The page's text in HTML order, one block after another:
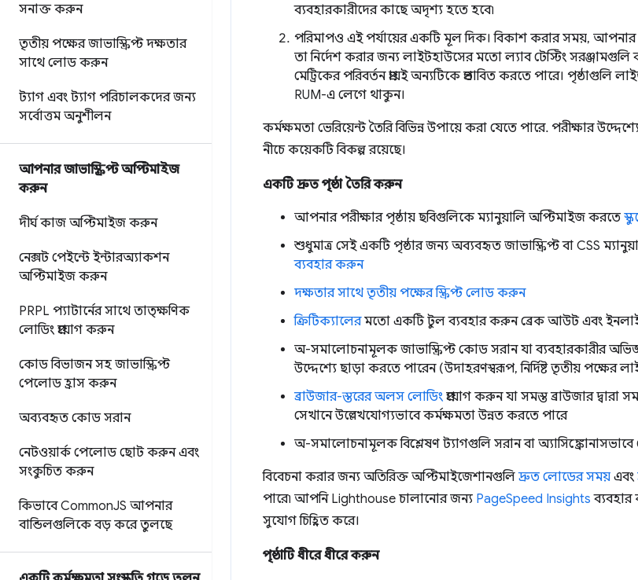
সনাক্ত করুন
তৃতীয় পক্ষের জাভাস্ক্রিপ্ট দক্ষতার
সাথে লোড করুন
ট্যাগ এবং ট্যাগ পরিচালকদের জন্য
সর্বোত্তম অনুশীলন
আপনার জাভাস্ক্রিপ্ট অপ্টিমাইজ
করুন
দীর্ঘ কাজ অপ্টিমাইজ করুন
নেক্সট পেইন্টে ইন্টারঅ্যাকশন
অপ্টিমাইজ করুন
PRPL প্যাটার্নের সাথে তাত্ক্ষণিক
লোডিং প্রয়োগ করুন
কোড বিভাজন সহ জাভাস্ক্রিপ্ট
পেলোড হ্রাস করুন
অব্যবহৃত কোড সরান
নেটওয়ার্ক পেলোড ছোট করুন এবং
সংকুচিত করুন
কিভাবে CommonJS আপনার
বান্ডিলগুলিকে বড় করে তুলছে
ব্যবহারকারীদের কাছে অদৃশ্য হতে হবে৷
পরিমাপও এই পর্যায়ের একটি মূল দিক। বিকাশ করার সময়, আপনার
তা নির্দেশ করার জন্য লাইটহাউসের মতো ল্যাব টেস্টিং সরঞ্জামগুলি
মেট্রিকের পরিবর্তন প্রায়ই অন্যটিকে প্রভাবিত করতে পারে।
RUM-এ লেগে থাকুন।
কর্মক্ষমতা ভেরিয়েন্ট তৈরি বিভিন্ন উপায়ে করা যেতে পারে. পরীক্ষার
নীচে কয়েকটি বিকল্প রয়েছে।
একটি দ্রুত পৃষ্ঠা তৈরি করুন
আপনার পরীক্ষার পৃষ্ঠায় ছবিগুলিকে ম্যানুয়ালি অপ্টিমাইজ করতে
শুধুমাত্র সেই একটি পৃষ্ঠার জন্য অব্যবহৃত জাভাস্ক্রিপ্ট বা CSS
ব্যবহার করুন
দক্ষতার সাথে তৃতীয় পক্ষের স্ক্রিপ্ট লোড করুন
ক্রিটিক্যালেরমতো একটি টুল ব্যবহার করুন ব্রেক আউট এবং
অ-সমালোচনামূলক জাভাস্ক্রিপ্ট কোড সরান যা ব্যবহারকারীর
উদ্দেশ্যে ছাড়া করতে পারেন (উদাহরণস্বরূপ, নির্দিষ্ট তৃতীয় পক্ষের
ব্রাউজার-স্তরের অলস লোডিং প্রয়োগ করুন যা সমস্ত ব্রাউজার দ্বারা
সেখানে উল্লেখযোগ্যভাবে কর্মক্ষমতা উন্নত করতে পারে
অ-সমালোচনামূলক বিশ্লেষণ ট্যাগগুলি সরান বা
বিবেচনা করার জন্য অতিরিক্ত অপ্টিমাইজেশানগুলিদ্রুত লোডের সময় এবং
পারে৷ আপনি Lighthouse চালানোর জন্য PageSpeed ​​Insights ব্যবহার
সুযোগ চিহ্নিত করে।
পৃষ্ঠাটি ধীরে ধীরে করুন